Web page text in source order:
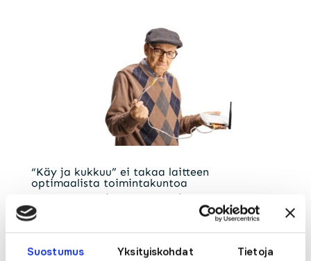
Suostumus Yksityiskohdat Tietoja
“Käy ja kukkuu” ei takaa laitteen
optimaalista toimintakuntoa
Siitä hetkestä, kun talo on rakennettu,
alkaa sen tekninen käyttöikä.